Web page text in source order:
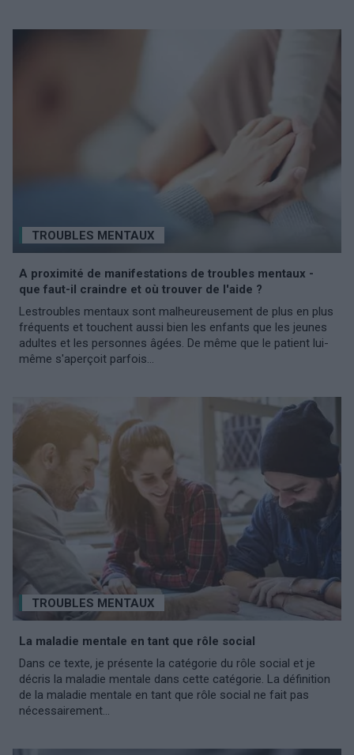
TROUBLES MENTAUX
A proximité de manifestations de troubles mentaux -
que faut-il craindre et où trouver de l'aide ?
Lestroubles mentaux sont malheureusement de plus en plus
fréquents et touchent aussi bien les enfants que les jeunes
adultes et les personnes âgées. De même que le patient lui-
même s'aperçoit parfois...
TROUBLES MENTAUX
La maladie mentale en tant que rôle social
Dans ce texte, je présente la catégorie du rôle social et je
décris la maladie mentale dans cette catégorie. La définition
de la maladie mentale en tant que rôle social ne fait pas
nécessairement...